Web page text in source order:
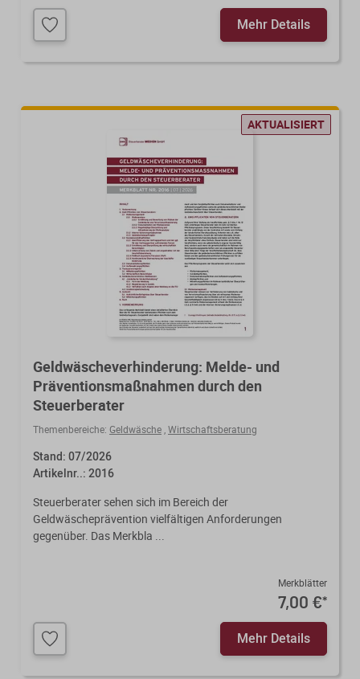
Mehr Details
AKTUALISIERT
Geldwäscheverhinderung: Melde- und
Präventionsmaßnahmen durch den
Steuerberater
Themenbereiche: Geldwäsche Wirtschaftsberatung
Stand: 07/2026
Artikelnr..: 2016
Steuerberater sehen sich im Bereich der
Geldwäscheprävention vielfältigen Anforderungen
gegenüber. Das Merkbla ...
Merkblätter
7,00 €*
Mehr Details